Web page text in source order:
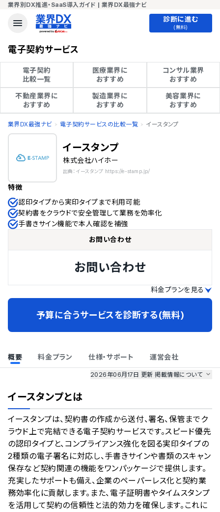
業界別DX推進・SaaS導入ガイド | 業界DX最強ナビ
診断に進む
(無料)
電子契約サービス
電子契約
比較一覧
医療業界に
おすすめ
コンサル業界
おすすめ
不動産業界に
おすすめ
製造業界に
おすすめ
美容業界に
おすすめ
業界DX最強ナビ 電子契約サービスの比較一覧 イースタンプ
イースタンプ
株式会社ハイホー
出典：イースタンプ https://e-stamp.jp/
特徴
認印タイプから実印タイプまで利用可能
契約書をクラウドで安全管理して業務を効率化
手書きサイン機能で本人確認を補強
お問い合わせ
お問い合わせ
料金プランを見る
予算に合うサービスを診断する(無料)
概要 料金プラン 仕様・サポート 運営会社
2026年06月17日 更新掲載情報について
のサービスデータを参照しています。
情報更新者：業界DX最強ナビ編集部 情報取得元 掲載修正依頼
イースタンプとは
イースタンプは、契約書の作成から送付、署名、保管までク
ラウド上で完結できる電子契約サービスです。スピード優先
の認印タイプと、コンプライアンス強化を図る実印タイプの
2種類の電子署名に対応し、手書きサインや書類のスキャン
保存など契約関連の機能をワンパッケージで提供します。
充実したサポートも備え、企業のペーパーレス化と契約業
務効率化に貢献します。また、電子証明書やタイムスタンプ
を活用して契約の信頼性と法的効力を確保します。これに